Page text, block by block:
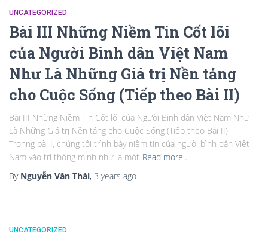
UNCATEGORIZED
Bài III Những Niềm Tin Cốt lõi
của Người Bình dân Việt Nam
Như Là Những Giá trị Nền tảng
cho Cuộc Sống (Tiếp theo Bài II)
Bài III Những Niềm Tin Cốt lõi của Người Bình dân Việt Nam Như
Là Những Giá trị Nền tảng cho Cuộc Sống (Tiếp theo Bài II)
Tronng bài I, chúng tôi trình bày niềm tin của người bình dân Việt
Nam vào trí thông minh như là một Read more…
By Nguyễn Văn Thái, 3 years ago
UNCATEGORIZED